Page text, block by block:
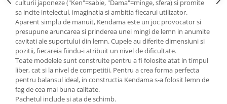
culturii japoneze ("Ken"=sabie, "Dama"=minge, sfera) si promite
sa incite intelectul, imaginatia si ambitia fiecarui utilizator.
Aparent simplu de manuit, Kendama este un joc provocator si
presupune aruncarea si prinderea unei mingi de lemn in anumite
cavitati ale suportului din lemn. Cupele au diferite dimensiuni si
pozitii, fiecareia fiindu-i atribuit un nivel de dificultate.
Toate modelele sunt construite pentru a fi folosite atat in timpul
liber, cat si la nivel de competitii. Pentru a crea forma perfecta
pentru balansul ideal, in constructia Kendama s-a folosit lemn de
fag de cea mai buna calitate.
Pachetul include si ata de schimb.